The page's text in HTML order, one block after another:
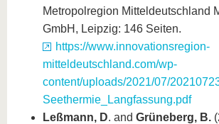
Metropolregion Mitteldeutschland
GmbH, Leipzig: 146 Seiten.
https://www.innovationsregion-
mitteldeutschland.com/wp-
content/uploads/2021/07/
Seethermie_Langfassung.pdf
Leßmann, D. and Grüneberg, B.